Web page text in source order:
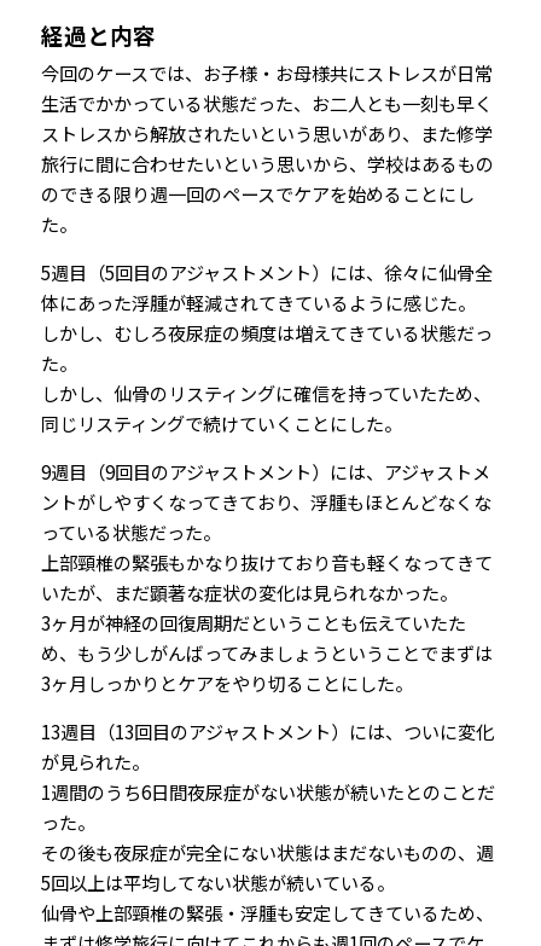
経過と内容
今回のケースでは、お子様・お母様共にストレスが日常
生活でかかっている状態だった、お二人とも一刻も早く
ストレスから解放されたいという思いがあり、また修学
旅行に間に合わせたいという思いから、学校はあるもの
のできる限り週一回のペースでケアを始めることにし
た。
5週目（5回目のアジャストメント）には、徐々に仙骨全
体にあった浮腫が軽減されてきているように感じた。
しかし、むしろ夜尿症の頻度は増えてきている状態だっ
た。
しかし、仙骨のリスティングに確信を持っていたため、
同じリスティングで続けていくことにした。
9週目（9回目のアジャストメント）には、アジャストメ
ントがしやすくなってきており、浮腫もほとんどなくな
っている状態だった。
上部頸椎の緊張もかなり抜けており音も軽くなってきて
いたが、まだ顕著な症状の変化は見られなかった。
3ヶ月が神経の回復周期だということも伝えていたた
め、もう少しがんばってみましょうということでまずは
3ヶ月しっかりとケアをやり切ることにした。
13週目（13回目のアジャストメント）には、ついに変化
が見られた。
1週間のうち6日間夜尿症がない状態が続いたとのことだ
った。
その後も夜尿症が完全にない状態はまだないものの、週
5回以上は平均してない状態が続いている。
仙骨や上部頸椎の緊張・浮腫も安定してきているため、